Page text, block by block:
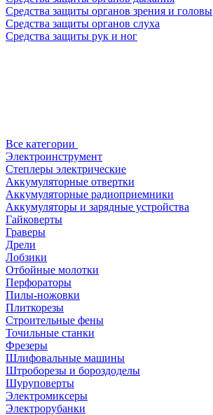
Средства защиты органов зрения и головы
Средства защиты органов слуха
Средства защиты рук и ног
Все категории
Электроинструмент
Степлеры электрические
Аккумуляторные отвертки
Аккумуляторные радиоприемники
Аккумуляторы и зарядные устройства
Гайковерты
Граверы
Дрели
Лобзики
Отбойные молотки
Перфораторы
Пилы-ножовки
Плиткорезы
Строительные фены
Точильные станки
Фрезеры
Шлифовальные машины
Штроборезы и бороздоделы
Шуруповерты
Электромиксеры
Электрорубанки